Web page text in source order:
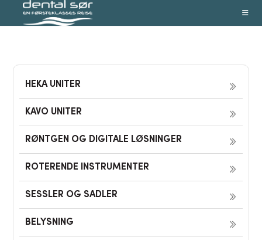
HEKA UNITER
KAVO UNITER
RØNTGEN OG DIGITALE LØSNINGER
ROTERENDE INSTRUMENTER
SESSLER OG SADLER
BELYSNING